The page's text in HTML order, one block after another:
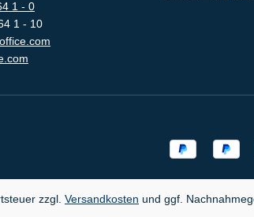
1 - 0
1 - 10
zzgl. Versandkosten und ggf.